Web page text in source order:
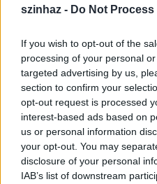
szinhaz - Do Not
If you wish to opt-out of the
processing of your personal
targeted advertising by us,
section to confirm your
opt-out request is processed
interest-based ads based on
us or personal information
your opt-out. You may
disclosure of your personal
IAB’s list of downstream
amellett, hogy õrült,